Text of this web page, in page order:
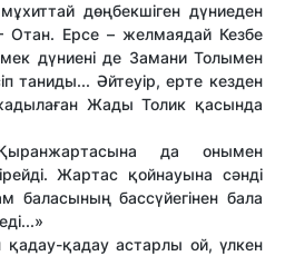
дөңбекшіген дүниеден
Отан. Ерсе – желмаядай Кезбе
дүниені де Замани Толымен
таниды... Әйтеуір, ерте кезден
Жады Толик қасында
да онымен
Жартас қойнауына сәнді
баласының бассүйегінен бала
қадау астарлы ой, үлкен